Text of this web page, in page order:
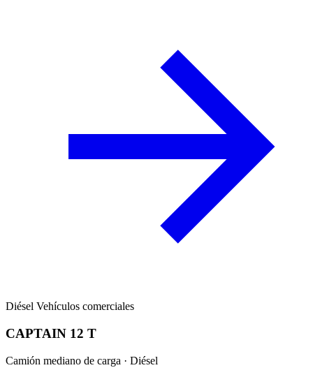
Diésel Vehículos comerciales
CAPTAIN 12 T
Camión mediano de carga · Diésel